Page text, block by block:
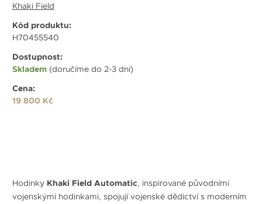
Khaki Field
Kód produktu:
H70455540
Dostupnost:
Skladem (doručíme do 2-3 dní)
Cena:
19 800 Kč
Hodinky Khaki Field Automatic, inspirované původními
vojenskými hodinkami, spojují vojenské dědictví s moderním